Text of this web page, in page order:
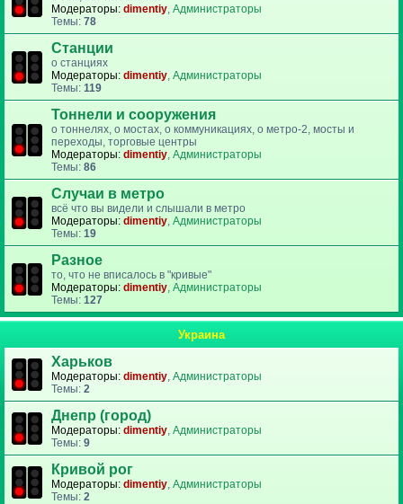
Модераторы: dimentiy, Администраторы
Темы: 78
Станции
о станциях
Модераторы: dimentiy, Администраторы
Темы: 119
Тоннели и сооружения
о тоннелях, о мостах, о коммуникациях, о метро-2, мосты и
переходы, торговые центры
Модераторы: dimentiy, Администраторы
Темы: 86
Случаи в метро
всё что вы видели и слышали в метро
Модераторы: dimentiy, Администраторы
Темы: 19
Разное
то, что не вписалось в "кривые"
Модераторы: dimentiy, Администраторы
Темы: 127
Украина
Харьков
Модераторы: dimentiy, Администраторы
Темы: 2
Днепр (город)
Модераторы: dimentiy, Администраторы
Темы: 9
Кривой рог
Модераторы: dimentiy, Администраторы
Темы: 2